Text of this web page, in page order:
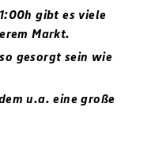
gibt es viele
Markt.
gesorgt sein wie
u.a. eine große